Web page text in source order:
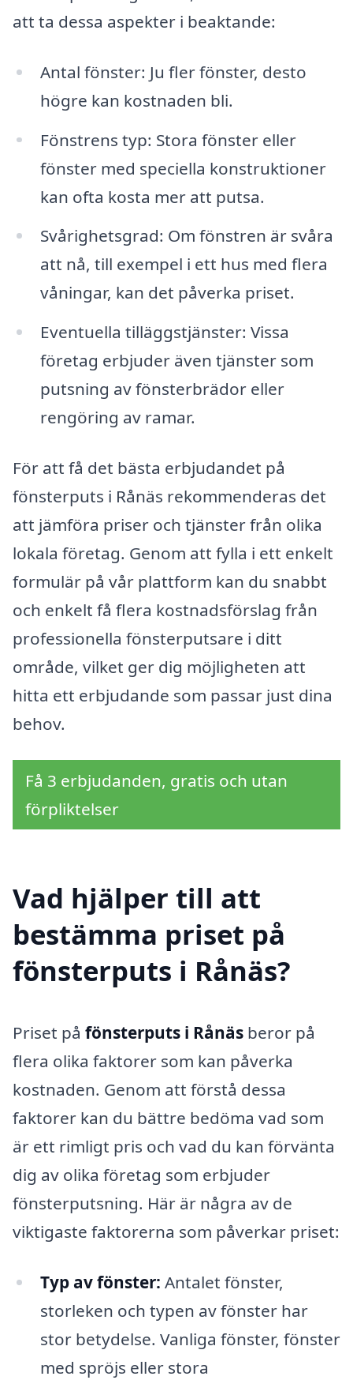
att ta dessa aspekter i beaktande:
Antal fönster: Ju fler fönster, desto
högre kan kostnaden bli.
Fönstrens typ: Stora fönster eller
fönster med speciella konstruktioner
kan ofta kosta mer att putsa.
Svårighetsgrad: Om fönstren är svåra
att nå, till exempel i ett hus med flera
våningar, kan det påverka priset.
Eventuella tilläggstjänster: Vissa
företag erbjuder även tjänster som
putsning av fönsterbrädor eller
rengöring av ramar.
För att få det bästa erbjudandet på
fönsterputs i Rånäs rekommenderas det
att jämföra priser och tjänster från olika
lokala företag. Genom att fylla i ett enkelt
formulär på vår plattform kan du snabbt
och enkelt få flera kostnadsförslag från
professionella fönsterputsare i ditt
område, vilket ger dig möjligheten att
hitta ett erbjudande som passar just dina
behov.
Få 3 erbjudanden, gratis och utan
förpliktelser
Vad hjälper till att
bestämma priset på
fönsterputs i Rånäs?
Priset på fönsterputs i Rånäs beror på
flera olika faktorer som kan påverka
kostnaden. Genom att förstå dessa
faktorer kan du bättre bedöma vad som
är ett rimligt pris och vad du kan förvänta
dig av olika företag som erbjuder
fönsterputsning. Här är några av de
viktigaste faktorerna som påverkar priset:
Typ av fönster: Antalet fönster,
storleken och typen av fönster har
stor betydelse. Vanliga fönster, fönster
med spröjs eller stora